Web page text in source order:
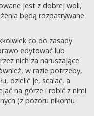
jest z dobrej woli,
będą rozpatrywane
co do zasady
edytować lub
nich za naruszające
w razie potrzeby,
dzielić je, scalać, a
na górze i robić z nimi
(z pozoru nikomu